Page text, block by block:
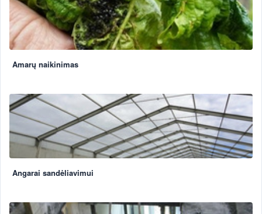
Amarų naikinimas
Angarai sandėliavimui